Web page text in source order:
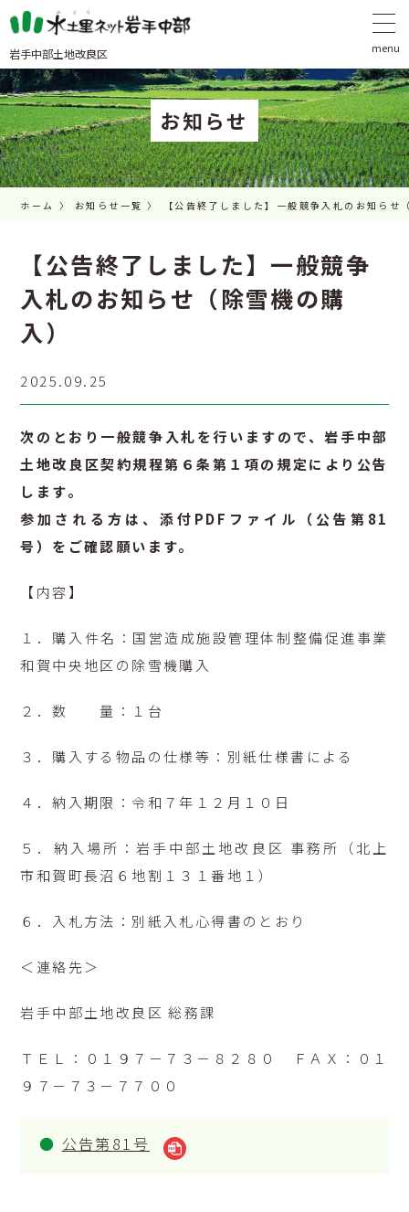
岩手中部土地改良区
お知らせ
ホーム お知らせ一覧 【公告終了しました】一般競争入札のお知らせ
【公告終了しました】一般競争
入札のお知らせ（除雪機の購
入）
2025.09.25
次のとおり一般競争入札を行いますので、岩手中部
土地改良区契約規程第６条第１項の規定により公告
します。
参加される方は、添付PDFファイル（公告第81
号）をご確認願います。
【内容】
１．購入件名：国営造成施設管理体制整備促進事業
和賀中央地区の除雪機購入
２．数 量：１台
３．購入する物品の仕様等：別紙仕様書による
４．納入期限：令和７年１２月１０日
５．納入場所：岩手中部土地改良区 事務所（北上
市和賀町長沼６地割１３１番地１）
６．入札方法：別紙入札心得書のとおり
＜連絡先＞
岩手中部土地改良区 総務課
ＴＥＬ：０１９７－７３－８２８０ ＦＡＸ：０１
９７－７３－７７００
公告第81号